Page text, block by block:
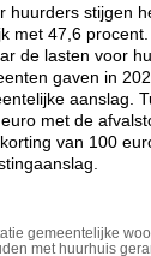
huurders stijgen
met 47,6
de lasten voor
gaven in
aanslag.
met de
van 100
gemeentelijke
met huurhuis